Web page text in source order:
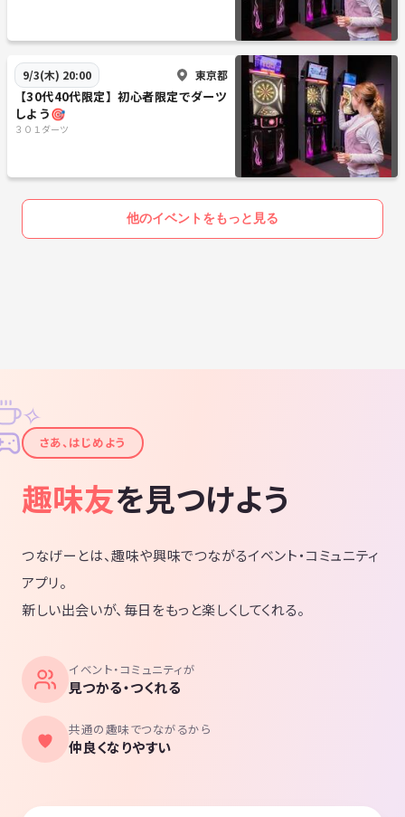
9/3(木) 20:00 東京都
【30代40代限定】初心者限定でダーツ
しよう🎯
３０１ダーツ
他のイベントをもっと見る
✦
✧
さあ、はじめよう
趣味友を見つけよう
つなげーとは、趣味や興味でつながるイベント・コミュニティ
アプリ。
新しい出会いが、毎日をもっと楽しくしてくれる。
イベント・コミュニティが
見つかる・つくれる
共通の趣味でつながるから
仲良くなりやすい